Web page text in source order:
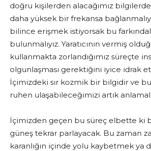
doğru kişilerden alacağımız
daha yüksek bir frekansa
bilince erişmek istiyorsak bu
bulunmalıyız. Yaratıcının vermiş
kullanmakta zorlandığımız süreçte
olgunlaşması gerektiğini iyice idrak
İçimizdeki sır kozmik bir bilgidir ve
ruhen ulaşabileceğimizi artık
İçimizden geçen bu süreç elbette ki
güneş tekrar parlayacak. Bu zaman
karanlığın içinde yolu kaybetmek ya